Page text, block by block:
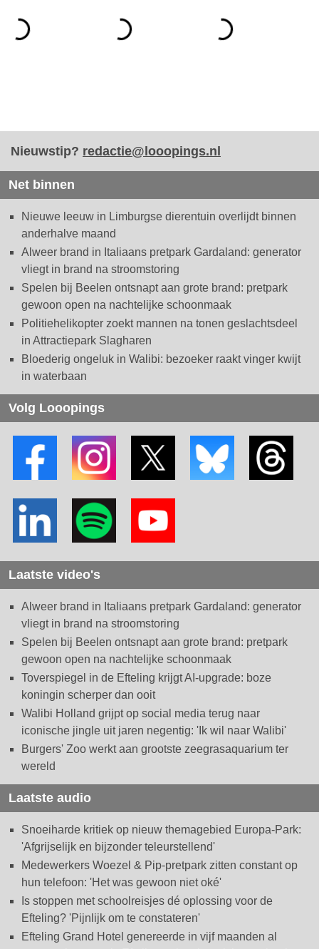
Nieuwstip? redactie@looopings.nl
Net binnen
Nieuwe leeuw in Limburgse dierentuin overlijdt binnen
anderhalve maand
Alweer brand in Italiaans pretpark Gardaland: generator
vliegt in brand na stroomstoring
Spelen bij Beelen ontsnapt aan grote brand: pretpark
gewoon open na nachtelijke schoonmaak
Politiehelikopter zoekt mannen na tonen geslachtsdeel
in Attractiepark Slagharen
Bloederig ongeluk in Walibi: bezoeker raakt vinger kwijt
in waterbaan
Volg Looopings
Laatste video's
Alweer brand in Italiaans pretpark Gardaland: generator
vliegt in brand na stroomstoring
Spelen bij Beelen ontsnapt aan grote brand: pretpark
gewoon open na nachtelijke schoonmaak
Toverspiegel in de Efteling krijgt AI-upgrade: boze
koningin scherper dan ooit
Walibi Holland grijpt op social media terug naar
iconische jingle uit jaren negentig: 'Ik wil naar Walibi'
Burgers' Zoo werkt aan grootste zeegrasaquarium ter
wereld
Laatste audio
Snoeiharde kritiek op nieuw themagebied Europa-Park:
'Afgrijselijk en bijzonder teleurstellend'
Medewerkers Woezel & Pip-pretpark zitten constant op
hun telefoon: 'Het was gewoon niet oké'
Is stoppen met schoolreisjes dé oplossing voor de
Efteling? 'Pijnlijk om te constateren'
Efteling Grand Hotel genereerde in vijf maanden al